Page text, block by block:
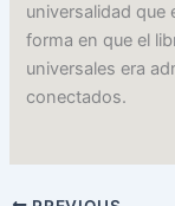
universalidad que
forma en que el
universales era
conectados.